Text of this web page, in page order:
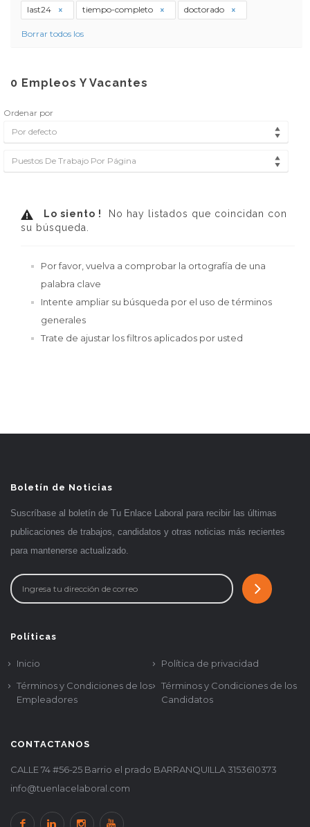
last24 tiempo-completo doctorado
Borrar todos los
0 Empleos Y Vacantes
Ordenar por
Por defecto
Puestos De Trabajo Por Página
Lo siento !
No hay listados que coincidan con
su búsqueda.
Por favor, vuelva a comprobar la ortografía de una
palabra clave
Intente ampliar su búsqueda por el uso de términos
generales
Trate de ajustar los filtros aplicados por usted
Boletín de Noticias
Suscríbase al boletín de Tu Enlace Laboral para recibir las últimas
publicaciones de trabajos, candidatos y otras noticias más recientes
para mantenerse actualizado.
Políticas
Inicio
Política de privacidad
Términos y Condiciones de los
Empleadores
Términos y Condiciones de los
Candidatos
CONTACTANOS
CALLE 74 #56-25 Barrio el prado BARRANQUILLA 3153610373
info@tuenlacelaboral.com